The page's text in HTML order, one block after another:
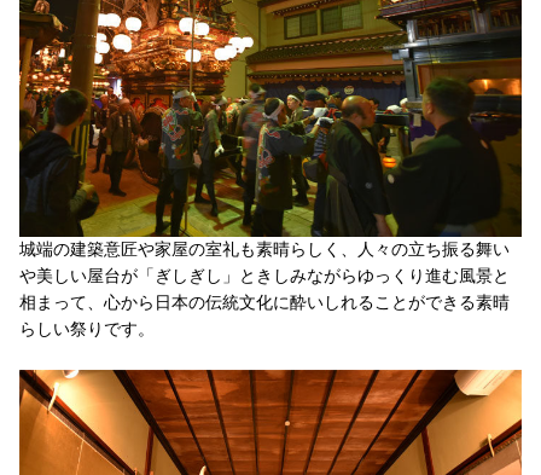
城端の建築意匠や家屋の室礼も素晴らしく、人々の立ち振る舞い
や美しい屋台が「ぎしぎし」ときしみながらゆっくり進む風景と
相まって、心から日本の伝統文化に酔いしれることができる素晴
らしい祭りです。